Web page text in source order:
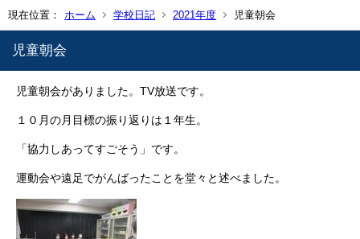
現在位置： ホーム 学校日記 2021年度 児童朝会
児童朝会
児童朝会がありました。TV放送です。
１０月の月目標の振り返りは１年生。
「協力しあってすごそう」です。
運動会や遠足でがんばったことを堂々と述べました。